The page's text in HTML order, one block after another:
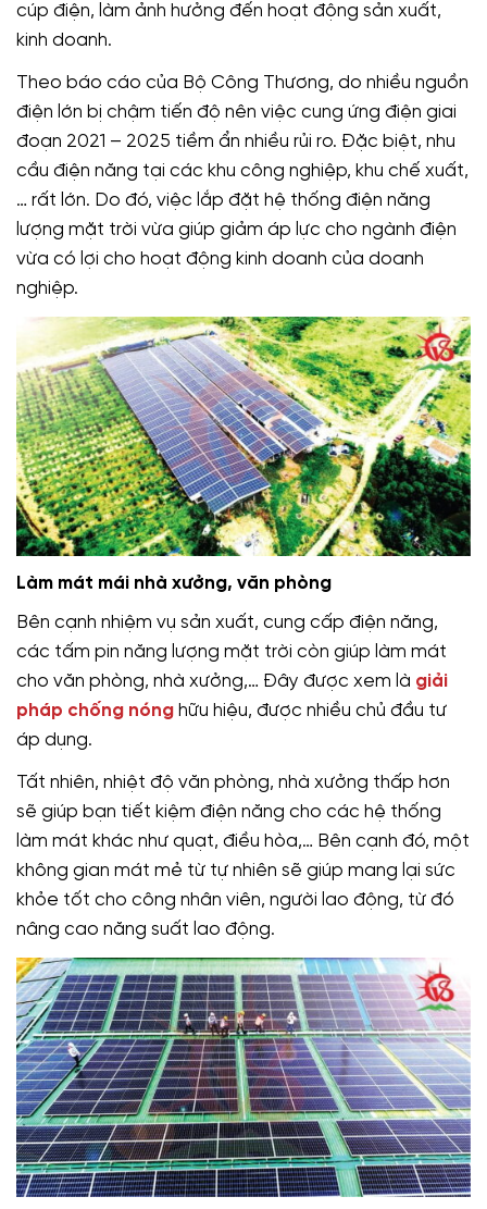
cúp điện, làm ảnh hưởng đến hoạt động sản xuất,
kinh doanh.
Theo báo cáo của Bộ Công Thương, do nhiều nguồn
điện lớn bị chậm tiến độ nên việc cung ứng điện giai
đoạn 2021 – 2025 tiềm ẩn nhiều rủi ro. Đặc biệt, nhu
cầu điện năng tại các khu công nghiệp, khu chế xuất,
… rất lớn. Do đó, việc lắp đặt hệ thống điện năng
lượng mặt trời vừa giúp giảm áp lực cho ngành điện
vừa có lợi cho hoạt động kinh doanh của doanh
nghiệp.
Làm mát mái nhà xưởng, văn phòng
Bên cạnh nhiệm vụ sản xuất, cung cấp điện năng,
các tấm pin năng lượng mặt trời còn giúp làm mát
cho văn phòng, nhà xưởng,… Đây được xem là giải
pháp chống nóng hữu hiệu, được nhiều chủ đầu tư
áp dụng.
Tất nhiên, nhiệt độ văn phòng, nhà xưởng thấp hơn
sẽ giúp bạn tiết kiệm điện năng cho các hệ thống
làm mát khác như quạt, điều hòa,… Bên cạnh đó, một
không gian mát mẻ từ tự nhiên sẽ giúp mang lại sức
khỏe tốt cho công nhân viên, người lao động, từ đó
nâng cao năng suất lao động.